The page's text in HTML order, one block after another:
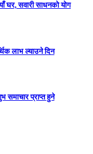
घर, सवारी साधनकाे याेग
लाभ ल्याउने दिन
समाचार प्राप्त हुने